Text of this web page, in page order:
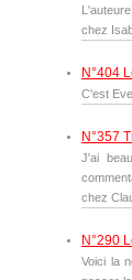
chez
N°404
C'est
N°357
J'ai
chez
N°290
Voici la